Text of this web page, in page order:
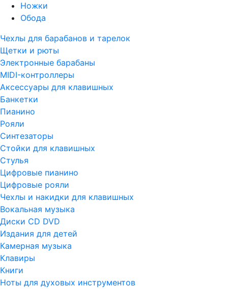
Ножки
Обода
Чехлы для барабанов и тарелок
Щетки и рюты
Электронные барабаны
MIDI-контроллеры
Аксессуары для клавишных
Банкетки
Пианино
Рояли
Синтезаторы
Стойки для клавишных
Стулья
Цифровые пианино
Цифровые рояли
Чехлы и накидки для клавишных
Вокальная музыка
Диски CD DVD
Издания для детей
Камерная музыка
Клавиры
Книги
Ноты для духовых инструментов